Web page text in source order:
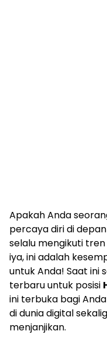
Apakah Anda
percaya diri di
selalu mengikuti
iya, ini adalah
untuk Anda! Saat ini
terbaru untuk posisi
ini terbuka bagi
di dunia digital
menjanjikan.